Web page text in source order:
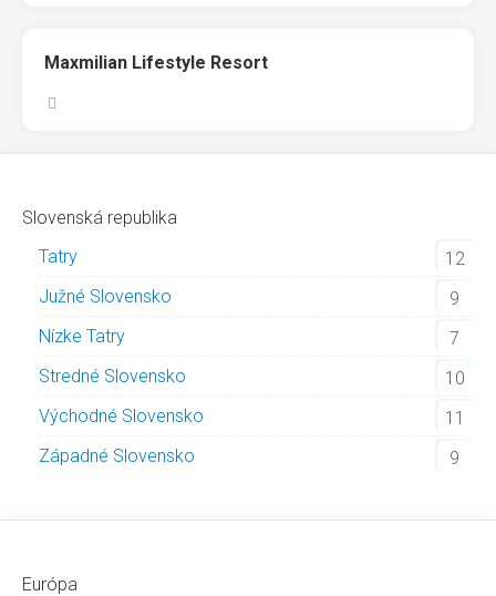
Maxmilian Lifestyle Resort
Slovenská republika
Tatry
12
Južné Slovensko
9
Nízke Tatry
7
Stredné Slovensko
10
Východné Slovensko
11
Západné Slovensko
9
Európa